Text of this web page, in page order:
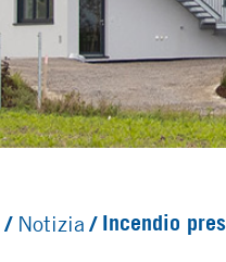
Notizia Incendio